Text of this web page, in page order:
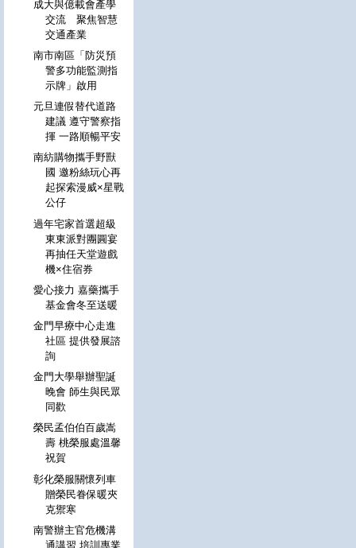
成大與億載會產學
交流 聚焦智慧
交通產業
南市南區「防災預
警多功能監測指
示牌」啟用
元旦連假替代道路
建議 遵守警察指
揮 一路順暢平安
南紡購物攜手野獸
國 邀粉絲玩心再
起探索漫威×星戰
公仔
過年宅家首選超級
東東派對團圓宴
再抽任天堂遊戲
機×住宿券
愛心接力 嘉藥攜手
基金會冬至送暖
金門早療中心走進
社區 提供發展諮
詢
金門大學舉辦聖誕
晚會 師生與民眾
同歡
榮民孟伯伯百歲嵩
壽 桃榮服處溫馨
祝賀
彰化榮服關懷列車
贈榮民眷保暖夾
克禦寒
南警辦主官危機溝
通講習 培訓專業